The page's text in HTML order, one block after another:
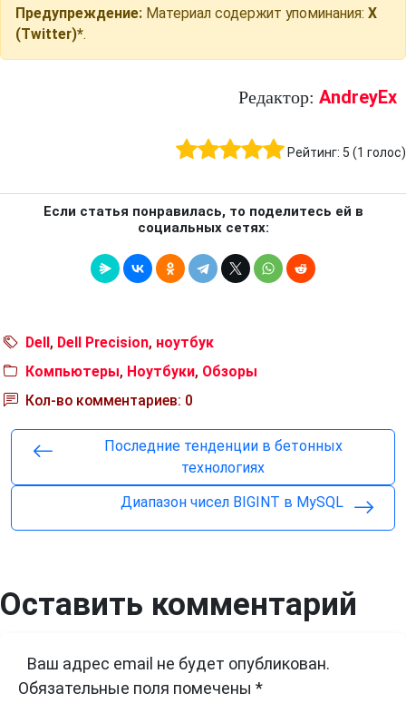
Предупреждение: Материал содержит упоминания: X
(Twitter)*.
Редактор: AndreyEx
Рейтинг: 5 (1 голос)
Если статья понравилась, то поделитесь ей в
социальных сетях:
Dell, Dell Precision, ноутбук
Компьютеры, Ноутбуки, Обзоры
Кол-во комментариев: 0
Последние тенденции в бетонных
технологиях
Диапазон чисел BIGINT в MySQL
Оставить комментарий
Ваш адрес email не будет опубликован.
Обязательные поля помечены *